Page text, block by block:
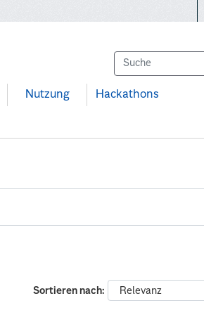
Nutzung Hackathons
Sortieren nach